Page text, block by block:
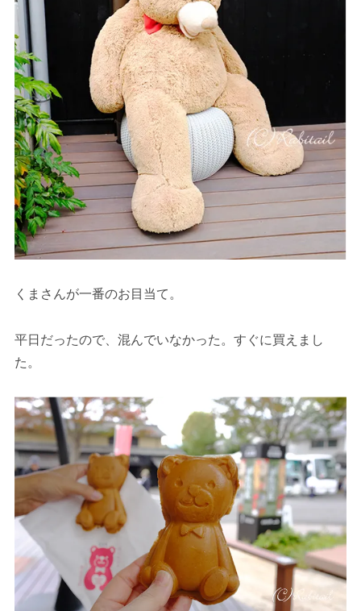
くまさんが一番のお目当て。
平日だったので、混んでいなかった。すぐに買えまし
た。